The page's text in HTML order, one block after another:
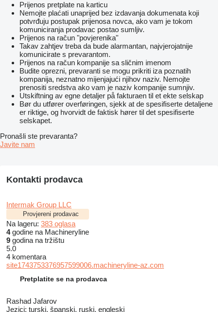
Prijenos pretplate na karticu
Nemojte plaćati unaprijed bez izdavanja dokumenata koji
potvrđuju postupak prijenosa novca, ako vam je tokom
komuniciranja prodavac postao sumljiv.
Prijenos na račun "povjerenika"
Takav zahtjev treba da bude alarmantan, najvjerojatnije
komunicirate s prevarantom.
Prijenos na račun kompanije sa sličnim imenom
Budite oprezni, prevaranti se mogu prikriti iza poznatih
kompanija, neznatno mijenjajući njihov naziv. Nemojte
prenositi sredstva ako vam je naziv kompanije sumnjiv.
Utskiftning av egne detaljer på fakturaen til et ekte selskap
Bør du utfører overføringen, sjekk at de spesifiserte detaljene
er riktige, og hvorvidt de faktisk hører til det spesifiserte
selskapet.
Pronašli ste prevaranta?
Javite nam
Kontakti prodavca
Intermak Group LLC
Provjereni prodavac
Na lageru: 383 oglasa
4godine na Machineryline
9 godina na tržištu
5.0
4 komentara
site1743753376957599006.machineryline-az.com
Pretplatite se na prodavca
Rashad Jafarov
Jezici: turski, španski, ruski, engleski